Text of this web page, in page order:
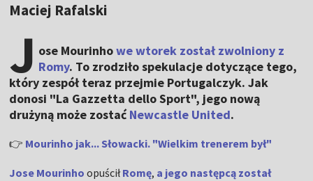
Maciej Rafalski
J ose Mourinhowe wtorek został zwolniony z
Romy. To zrodziło spekulacje dotyczące tego,
który zespół teraz przejmie Portugalczyk. Jak
donosi "La Gazzetta dello Sport", jego nową
drużyną może zostaćNewcastle United.
👉 Mourinho jak... Słowacki. "Wielkim trenerem był"
Jose Mourinho opuściłRomę, a jego następcą został